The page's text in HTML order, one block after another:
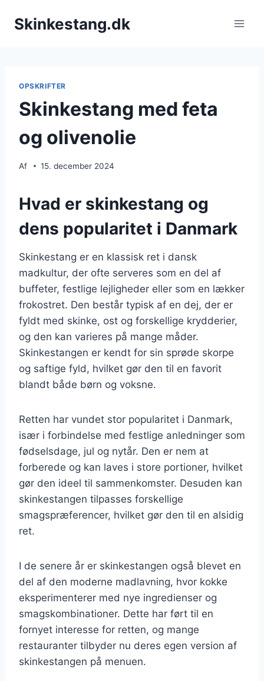
Skinkestang.dk
OPSKRIFTER
Skinkestang med feta
og olivenolie
Af 15. december 2024
Hvad er skinkestang og
dens popularitet i Danmark
Skinkestang er en klassisk ret i dansk
madkultur, der ofte serveres som en del af
buffeter, festlige lejligheder eller som en lækker
frokostret. Den består typisk af en dej, der er
fyldt med skinke, ost og forskellige krydderier,
og den kan varieres på mange måder.
Skinkestangen er kendt for sin sprøde skorpe
og saftige fyld, hvilket gør den til en favorit
blandt både børn og voksne.
Retten har vundet stor popularitet i Danmark,
især i forbindelse med festlige anledninger som
fødselsdage, jul og nytår. Den er nem at
forberede og kan laves i store portioner, hvilket
gør den ideel til sammenkomster. Desuden kan
skinkestangen tilpasses forskellige
smagspræferencer, hvilket gør den til en alsidig
ret.
I de senere år er skinkestangen også blevet en
del af den moderne madlavning, hvor kokke
eksperimenterer med nye ingredienser og
smagskombinationer. Dette har ført til en
fornyet interesse for retten, og mange
restauranter tilbyder nu deres egen version af
skinkestangen på menuen.